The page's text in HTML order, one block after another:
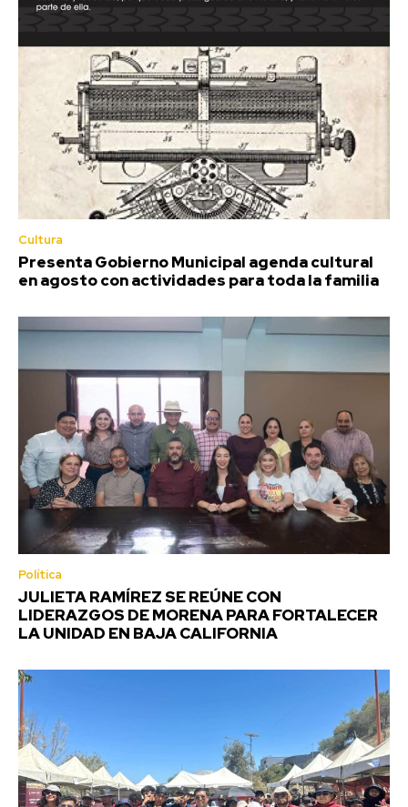
Cultura
Presenta Gobierno Municipal agenda cultural
en agosto con actividades para toda la familia
Política
JULIETA RAMÍREZ SE REÚNE CON
LIDERAZGOS DE MORENA PARA FORTALECER
LA UNIDAD EN BAJA CALIFORNIA